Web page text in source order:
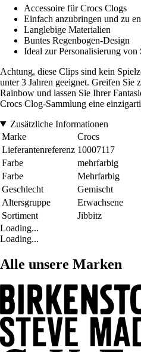
Accessoire für Crocs Clogs
Einfach anzubringen und zu
Langlebige Materialien
Buntes Regenbogen-Design
Ideal zur Personalisierung von
Achtung, diese Clips sind kein
unter 3 Jahren geeignet. Greifen Sie
Rainbow und lassen Sie Ihrer
Crocs Clog-Sammlung eine
Zusätzliche Informationen
Marke
Crocs
Lieferantenreferenz 10007117
Farbe
mehrfarbig
Farbe
Mehrfarbig
Geschlecht
Gemischt
Altersgruppe
Erwachsene
Sortiment
Jibbitz
Loading...
Loading...
Alle unsere Marken